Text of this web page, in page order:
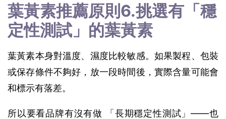
葉黃素推薦原則6.挑選有「穩
定性測試」的葉黃素
葉黃素本身對溫度、濕度比較敏感。如果製程、包裝
或保存條件不夠好，放一段時間後，實際含量可能會
和標示有落差。
所以要看品牌有沒有做 「長期穩定性測試」——也